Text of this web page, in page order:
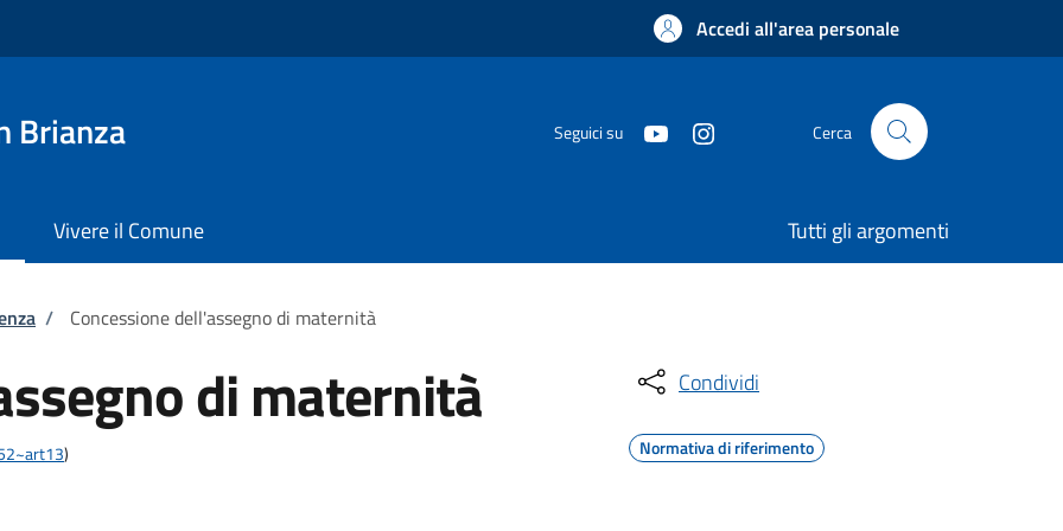
Accedi all'area personale
Brianza Seguici su Cerca
Vivere il Comune Tutti gli argomenti
/ Concessione dell'assegno di maternità
di maternità
)
Condividi
Normativa di riferimento